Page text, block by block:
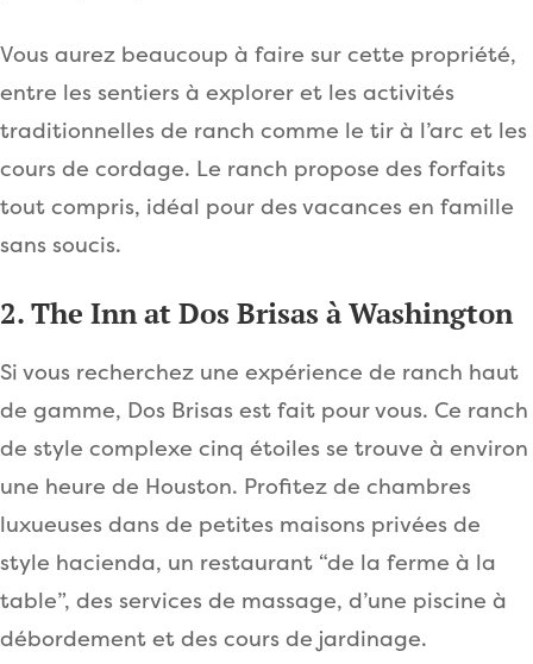
Vous aurez beaucoup à faire sur cette propriété,
entre les sentiers à explorer et les activités
traditionnelles de ranch comme le tir à l’arc et les
cours de cordage. Le ranch propose des forfaits
tout compris, idéal pour des vacances en famille
sans soucis.
2. The Inn at Dos Brisas à Washington
Si vous recherchez une expérience de ranch haut
de gamme, Dos Brisas est fait pour vous. Ce ranch
de style complexe cinq étoiles se trouve à environ
une heure de Houston. Profitez de chambres
luxueuses dans de petites maisons privées de
style hacienda, un restaurant “de la ferme à la
table”, des services de massage, d’une piscine à
débordement et des cours de jardinage.